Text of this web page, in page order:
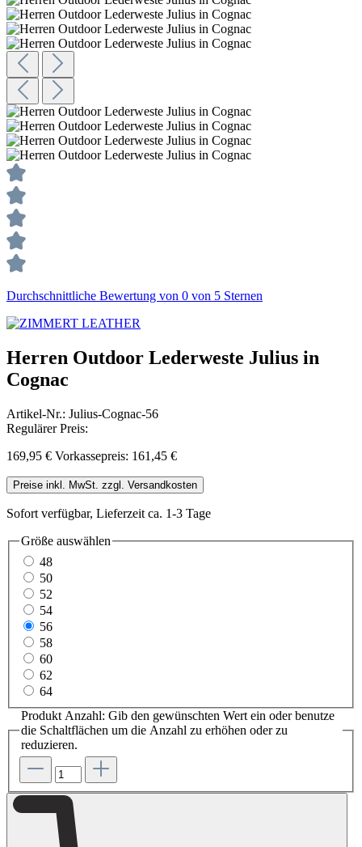
Durchschnittliche Bewertung von 0 von 5 Sternen
Herren Outdoor Lederweste Julius in
Cognac
Artikel-Nr.: Julius-Cognac-56
Regulärer Preis:
169,95 € Vorkassepreis: 161,45 €
Preise inkl. MwSt. zzgl. Versandkosten
Sofort verfügbar, Lieferzeit ca. 1-3 Tage
Größe auswählen
48
50
52
54
56
58
60
62
64
Produkt Anzahl: Gib den gewünschten Wert ein oder benutze
die Schaltflächen um die Anzahl zu erhöhen oder zu
reduzieren.